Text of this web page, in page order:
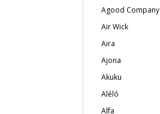
Agood Company
Air Wick
Aira
Ajona
Akuku
Aléló
Alfa